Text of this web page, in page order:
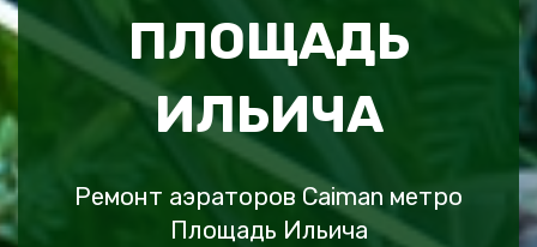
ПЛОЩАДЬ
ИЛЬИЧА
Ремонт аэраторов Caiman метро
Площадь Ильича